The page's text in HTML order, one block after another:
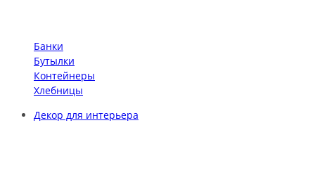
Банки
Бутылки
Контейнеры
Хлебницы
Декор для интерьера